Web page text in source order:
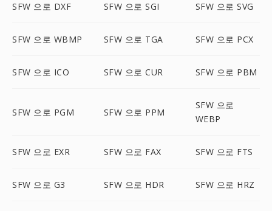
SFW 으로 DXF SFW 으로 SGI SFW 으로 SVG
SFW 으로 WBMP SFW 으로 TGA SFW 으로 PCX
SFW 으로 ICO SFW 으로 CUR SFW 으로 PBM
SFW 으로 PGM SFW 으로 PPM
SFW 으로
WEBP
SFW 으로 EXR SFW 으로 FAX SFW 으로 FTS
SFW 으로 G3 SFW 으로 HDR SFW 으로 HRZ